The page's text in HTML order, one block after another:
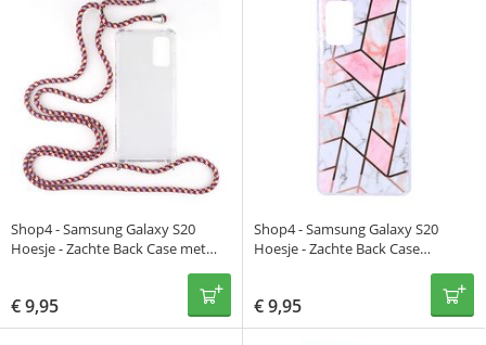
Shop4 - Samsung Galaxy S20
Hoesje - Zachte Back Case met
€9,95
Shop4 - Samsung Galaxy S20
Hoesje - Zachte Back Case
€9,95